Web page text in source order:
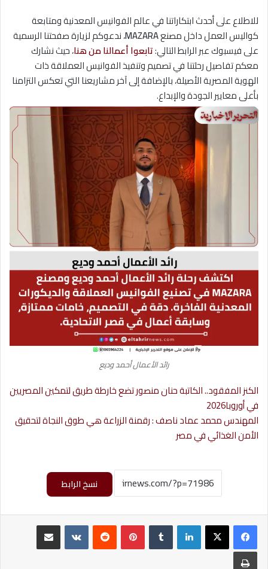
للاطلاع على أحدث ابتكاراتنا في عالم الفوانيس المعدنية ومتابعة
كواليس العمل داخل مصنعMAZARA، ندعوكم لزيارة صفحتنا الرسمية
على فيسبوك عبر الرابط التالي:تابعوا أعمالنا من هنا، حيث نشارك
معكم تفاصيل رحلتنا في تصميم وتنفيذ الفوانيس العملاقة ذات
الهوية المصرية الأصيلة، بالإضافة إلى آخر مشاريعنا التي تعكس التزامنا
بأعلى معايير الجودة والإبداع.
رائد الأعمال أحمد وديع
الكنز المفقود.. الكاتبة حنان منصور تضع خارطة طريق لتمكين المصريين
في أوروبا2026
المهندس محمد عماد ناصف : رقمنة الزراعة هي طوق النجاة لتحقيق
الأمن الغذائي في مصر
نسخ الرابط
لينكدإن بينتيريست
طباعة